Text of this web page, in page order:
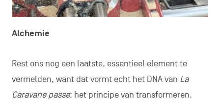
Alchemie
Rest ons nog een laatste, essentieel element te
vermelden, want dat vormt echt het DNA van La
Caravane passe: het principe van transformeren.